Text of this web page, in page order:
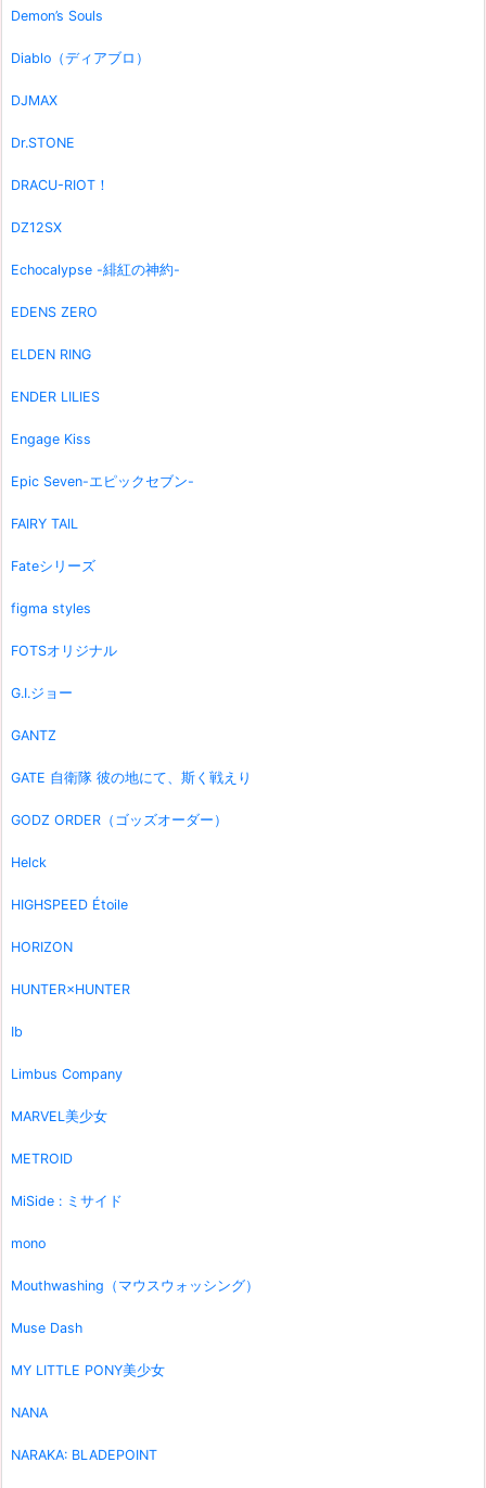
Demon’s Souls
Diablo（ディアブロ）
DJMAX
Dr.STONE
DRACU-RIOT！
DZ12SX
Echocalypse -緋紅の神約-
EDENS ZERO
ELDEN RING
ENDER LILIES
Engage Kiss
Epic Seven-エピックセブン-
FAIRY TAIL
Fateシリーズ
figma styles
FOTSオリジナル
G.I.ジョー
GANTZ
GATE 自衛隊 彼の地にて、斯く戦えり
GODZ ORDER（ゴッズオーダー）
Helck
HIGHSPEED Étoile
HORIZON
HUNTER×HUNTER
Ib
Limbus Company
MARVEL美少女
METROID
MiSide : ミサイド
mono
Mouthwashing（マウスウォッシング）
Muse Dash
MY LITTLE PONY美少女
NANA
NARAKA: BLADEPOINT